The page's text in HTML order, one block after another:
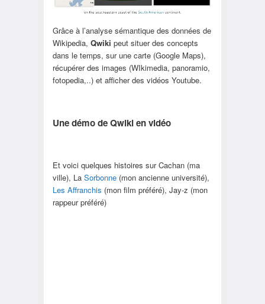
Grâce à l’analyse sémantique des données de
Wikipedia, Qwiki peut situer des concepts
dans le temps, sur une carte (Google Maps),
récupérer des images (WIkimedia, panoramio,
fotopedia,..) et afficher des vidéos Youtube.
Une démo de Qwiki en vidéo
Et voici quelques histoires sur Cachan (ma
ville), La Sorbonne(mon ancienne université),
Les Affranchis (mon film préféré), Jay-z (mon
rappeur préféré)